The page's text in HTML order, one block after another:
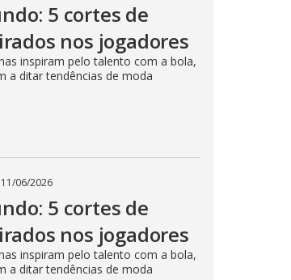
5 cortes de
nos jogadores
inspiram pelo talento com a bola,
a ditar tendências de moda
11/06/2026
5 cortes de
nos jogadores
inspiram pelo talento com a bola,
a ditar tendências de moda